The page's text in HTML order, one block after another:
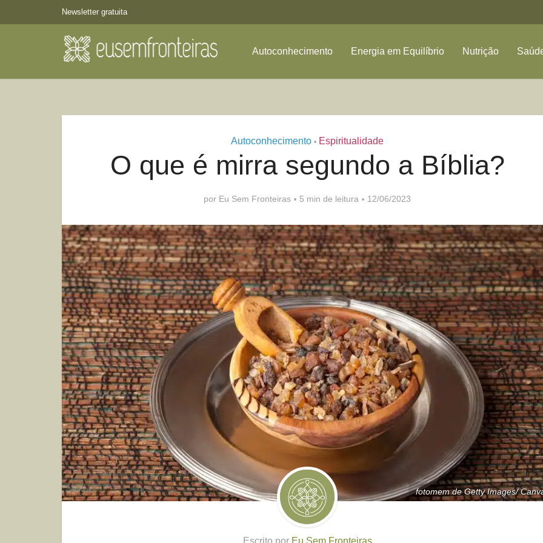
Newsletter gratuita
Autoconhecimento Energia em Equilíbrio Nutrição
Autoconhecimento • Espiritualidade
O que é mirra segundo a Bíblia?
por Eu Sem Fronteiras 5 min de leitura 12/06/2023
fotomem de Getty Images/
Escrito por Eu Sem Fronteiras